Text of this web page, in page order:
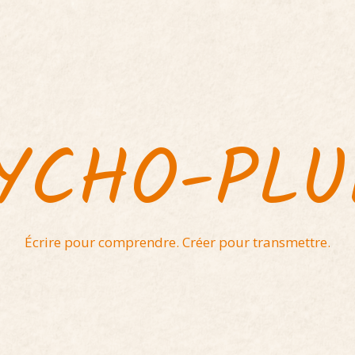
Écrire pour comprendre. Créer pour transmettre.